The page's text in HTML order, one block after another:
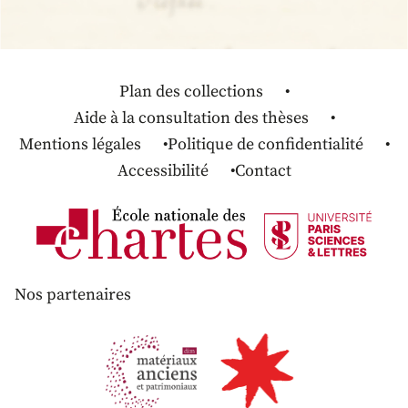
Plan des collections
Aide à la consultation des thèses
Mentions légales
Politique de confidentialité
Accessibilité
Contact
Nos partenaires